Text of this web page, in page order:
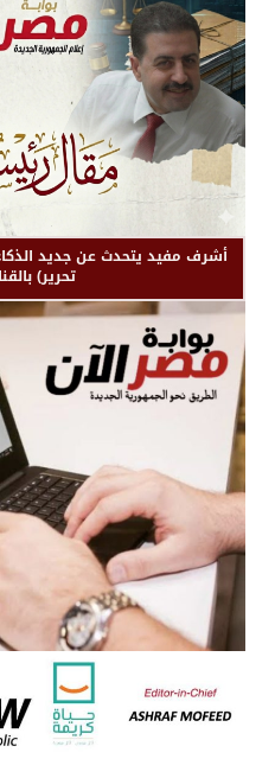
أشرف مفيد يتحدث عن جديد
تحرير)